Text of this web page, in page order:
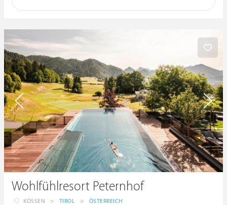
Wohlfühlresort Peternhof
KÖSSEN > TIROL > ÖSTERREICH